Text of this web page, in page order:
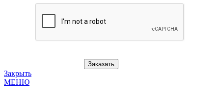
Заказать
Закрыть
МЕНЮ